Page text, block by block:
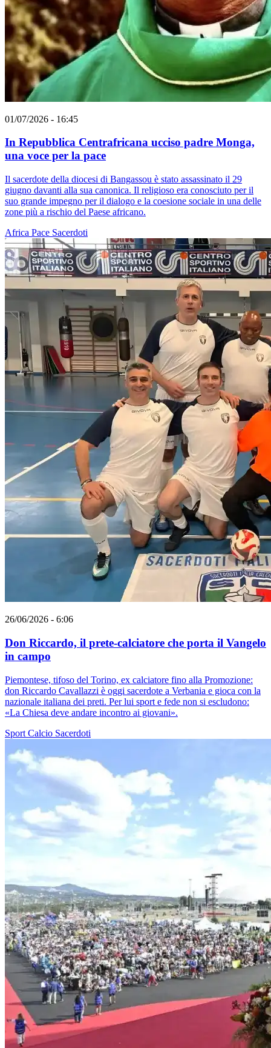
01/07/2026 - 16:45
In Repubblica Centrafricana ucciso padre Monga,
una voce per la pace
Il sacerdote della diocesi di Bangassou è stato assassinato il 29
giugno davanti alla sua canonica. Il religioso era conosciuto per il
suo grande impegno per il dialogo e la coesione sociale in una delle
zone più a rischio del Paese africano.
Africa Pace Sacerdoti
26/06/2026 - 6:06
Don Riccardo, il prete-calciatore che porta il Vangelo
in campo
Piemontese, tifoso del Torino, ex calciatore fino alla Promozione:
don Riccardo Cavallazzi è oggi sacerdote a Verbania e gioca con la
nazionale italiana dei preti. Per lui sport e fede non si escludono:
«La Chiesa deve andare incontro ai giovani».
Sport Calcio Sacerdoti